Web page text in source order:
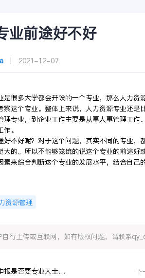
业前途好不好
| 2021-12-07
是很多大学都会开设的一个专业，那么人力资
察这个专业。整体上来说，人力资源专业还是
理专业，到企业工作主要是从事人事管理工作
。
好不好呢？对于这个问题，其实不同的专业，
大的。所以不能够笼统的说这个专业的前途好
素来综合判断这个专业的发展水平，结合自己
资源管理
行上传或互联网，如有版权问题，请联系
一般纳税人申报是否要专业人士进行 下